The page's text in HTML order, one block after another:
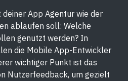
App Agentur wie der
ablaufen soll: Welche
genutzt werden? In
die Mobile App-Entwickler
wichtiger Punkt ist das
Nutzerfeedback, um gezielt